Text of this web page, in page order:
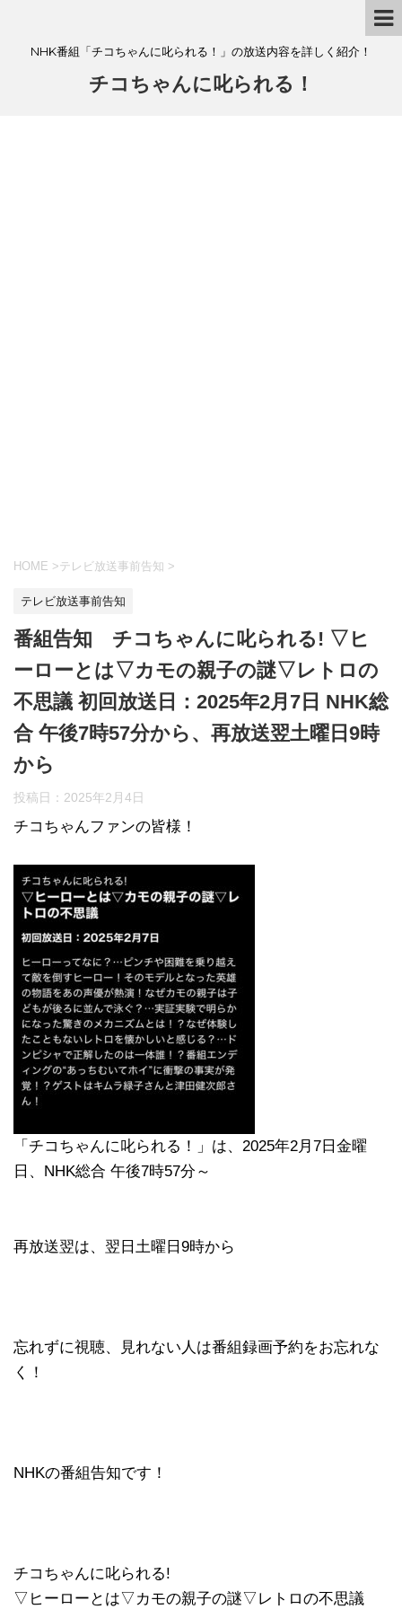
NHK番組「チコちゃんに叱られる！」の放送内容を詳しく紹介！
チコちゃんに叱られる！
HOME >テレビ放送事前告知 >
テレビ放送事前告知
番組告知 チコちゃんに叱られる! ▽ヒ
ーローとは▽カモの親子の謎▽レトロの
不思議 初回放送日：2025年2月7日 NHK総
合 午後7時57分から、再放送翌土曜日9時
から
投稿日： 2025年2月4日
チコちゃんファンの皆様！
「チコちゃんに叱られる！」​は、2025年2月7日金曜
日、NHK総合 午後7時57分～
再放送翌は、翌日土曜日9時から
忘れずに視聴、見れない人は番組録画予約をお忘れな
く！
NHKの番組告知です！
チコちゃんに叱られる!
▽ヒーローとは▽カモの親子の謎▽レトロの不思議